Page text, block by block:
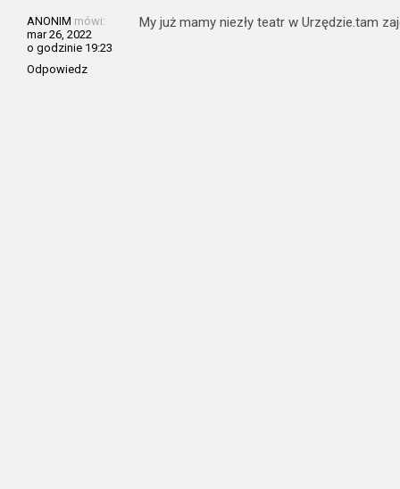
ANONIM mówi:
mar 26, 2022
o godzinie 19:23
Odpowiedz
My już mamy niezły teatr w Urzędzie.tam